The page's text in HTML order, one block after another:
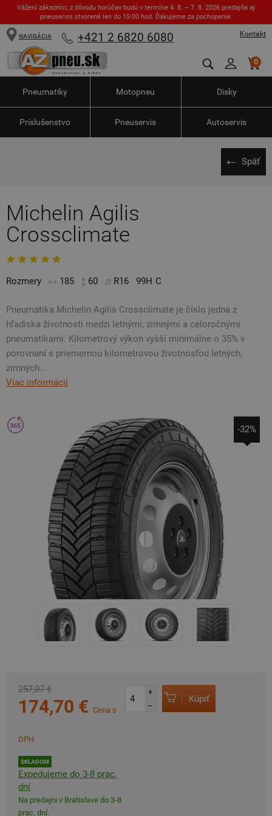
Vážení zákazníci, z dôvodu horúčav budú v termíne 4. 8. – 7. 8. 2026 predajňa aj
pneuservis otvorené len do 15:00 hod. Ďakujeme za pochopenie.
Kontakt
NAVIGÁCIA +421 2 6820 6080
0
Pneumatiky Motopneu Disky
Príslušenstvo Pneuservis Autoservis
Späť
Michelin Agilis
Crossclimate
Rozmery 185 60 R16 99H C
Pneumatika Michelin Agilis Crossclimate je číslo jedna z
hľadiska životnosti medzi letnými, zimnými a celoročnými
pneumatikami. Kilometrový výkon vyšší minimálne o 35% v
porovnaní s priemernou kilometrovou životnosťou letných,
zimných...
Viac informácií
-32%
257,07 €
174,70 € Cena s
DPH
SKLADOM
Expedujeme do 3-8 prac.
dní
Na predajni v Bratislave do 3-8
prac. dní.
+
–
Kúpiť